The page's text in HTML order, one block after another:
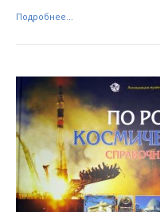
Подробнее...